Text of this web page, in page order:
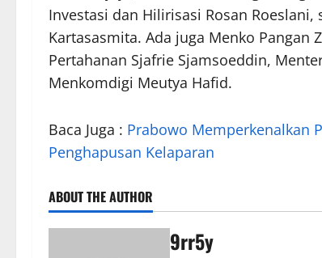
Investasi dan Hilirisasi Rosan
Kartasasmita. Ada juga Menko Pangan
Pertahanan Sjafrie Sjamsoeddin,
Menkomdigi Meutya Hafid.
Baca Juga : Prabowo Memperkenalkan
Penghapusan Kelaparan
ABOUT THE AUTHOR
9rr5y